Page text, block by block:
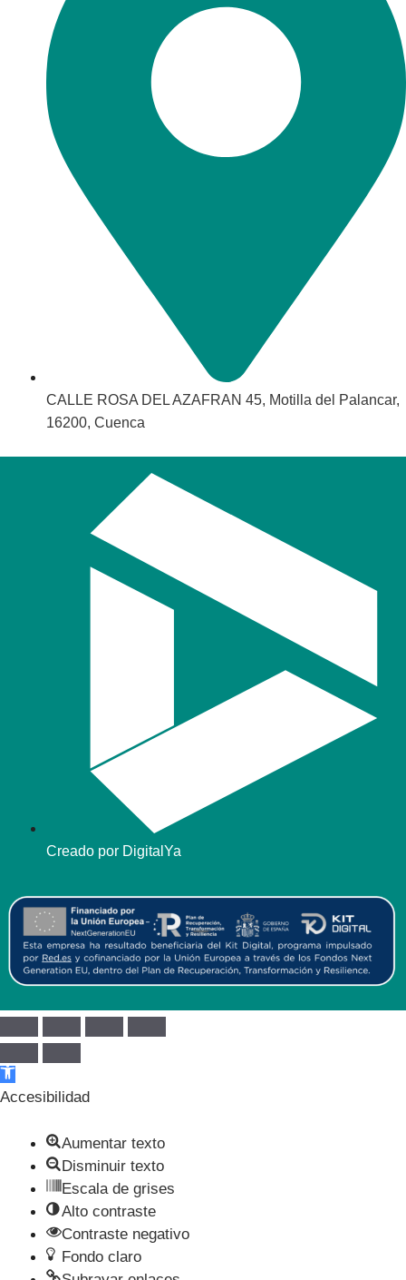
CALLE ROSA DEL AZAFRAN 45, Motilla del Palancar,
16200, Cuenca
Creado por DigitalYa
Abrir barra de herramientas
Accesibilidad
Aumentar texto
Disminuir texto
Escala de grises
Alto contraste
Contraste negativo
Fondo claro